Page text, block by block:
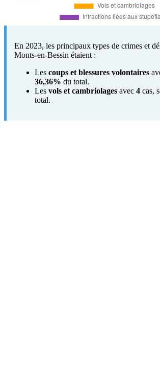
En 2023, les principaux types de crimes et
Monts-en-Bessin étaient :
Les coups et blessures volontaires
36,36% du total.
Les vols et cambriolages avec 4 cas,
total.